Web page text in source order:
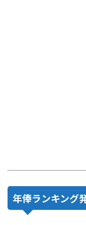
年俸ランキング